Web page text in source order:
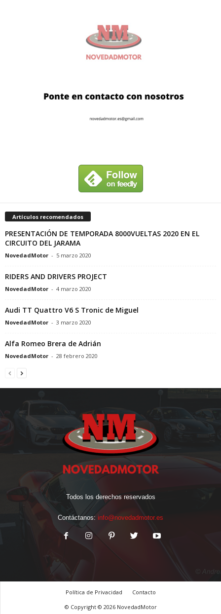
Artículos recomendados
PRESENTACIÓN DE TEMPORADA 8000VUELTAS 2020 EN EL
CIRCUITO DEL JARAMA
NovedadMotor - 5 marzo 2020
RIDERS AND DRIVERS PROJECT
NovedadMotor - 4 marzo 2020
Audi TT Quattro V6 S Tronic de Miguel
NovedadMotor - 3 marzo 2020
Alfa Romeo Brera de Adrián
NovedadMotor - 28 febrero 2020
Todos los derechos reservados
Contáctanos: info@novedadmotor.es
Política de Privacidad
Contacto
© Copyright © 2026 NovedadMotor